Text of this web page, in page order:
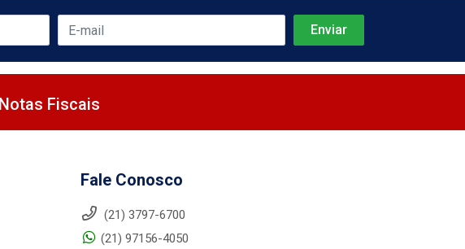
Notas Fiscais
Fale Conosco
(21) 3797-6700
(21) 97156-4050